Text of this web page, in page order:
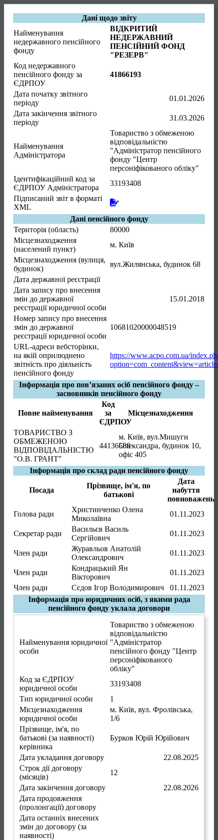
Дані щодо звіту
Найменування
недержавного пенсійного
фонду
ВІДКРИТИЙ
НЕДЕРЖАВНИЙ
ПЕНСІЙНИЙ ФОНД
"РЕЗЕРВ"
Код недержавного
пенсійного фонду за
ЄДРПОУ
41866193
Дата початку звітного
періоду
01.01.2026
Дата закінчення звітного
періоду
31.03.2026
Найменування
Адміністратора
Товариство з обмеженою
відповідальністю
"Адміністратор пенсійного
фонду "Центр
персоніфікованого обліку"
Ідентифікаційний код за
ЄДРПОУ Адміністратора
33193408
Підписаний звіт в форматі
XML
Дані пенсійного фонду
Територія (область)
80000
Місцезнаходження
(населений пункт)
м. Київ
Місцезнаходження (вулиця,
будинок)
вул.Жилянська, будинок 68
Дата державної реєстрації
Дата запису про внесення
змін до державної
реєстрації юридичної особи
15.01.2018
Номер запису про внесення
змін до державної
реєстрації юридичної особи
10681020000048519
URL-адреси вебсторінки,
на якій оприлюднено
звітність про діяльність
пенсійного фонду
https://www.acpo.com.ua/
Інформація про пов’язаних осіб пенсійного фонду –
засновників пенсійного фонду
Повне найменування
Код
за
ЄДРПОУ
Місцезнаходження
ТОВАРИСТВО З
ОБМЕЖЕНОЮ
ВІДПОВІДАЛЬНІСТЮ
"О.В. ГРАНТ"
44136588
м. Київ, вул.Мишуги
Олександра, будинок 10,
офіс 405
Інформація про склад ради пенсійного фонду
Посада
Прізвище, ім'я, по
батькові
Дата
набуття
повноважень
Голова ради
Христинченко Олена
Миколаївна
01.11.2023
Секретар ради
Васильєв Василь
Сергійович
01.11.2023
Член ради
Журавльов Анатолій
Олександрович
01.11.2023
Член ради
Кондрацький Ян
Вікторович
01.11.2023
Член ради
Сєдов Ігор Володимирович
01.11.2023
Інформація про юридичних осіб, з якими рада
пенсійного фонду уклала договори
Найменування юридичної
особи
Товариство з обмеженою
відповідальністю
"Адміністратор
пенсійного фонду "Центр
персоніфікованого
обліку"
Код за ЄДРПОУ
юридичної особи
33193408
Тип юридичної особи
1
Місцезнаходження
юридичної особи
м. Київ, вул. Фролівська,
1/6
Прізвище, ім'я, по
батькові (за наявності)
керівника
Бурков Юрій Юрійович
Дата укладання договору
22.08.2025
Строк дії договору
(місяців)
12
Дата закінчення договору
22.08.2026
Дата продовження
(пролонгації) договору
Дата останніх внесених
змін до договору (за
наявності)